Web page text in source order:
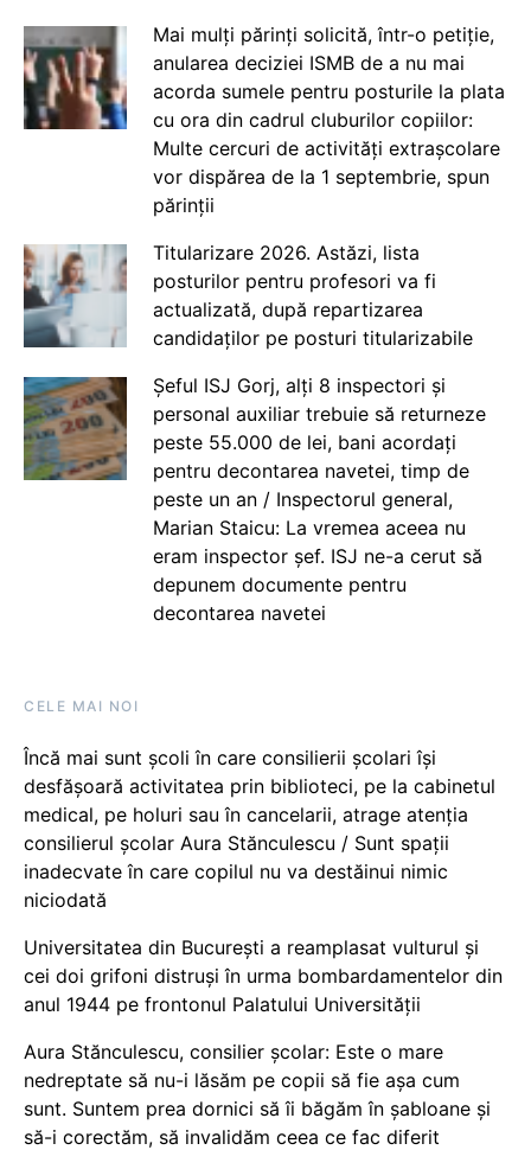
Mai mulți părinți solicită, într-o petiție,
anularea deciziei ISMB de a nu mai
acorda sumele pentru posturile la plata
cu ora din cadrul cluburilor copiilor:
Multe cercuri de activități extrașcolare
vor dispărea de la 1 septembrie, spun
părinții
Titularizare 2026. Astăzi, lista
posturilor pentru profesori va fi
actualizată, după repartizarea
candidaților pe posturi titularizabile
Șeful ISJ Gorj, alți 8 inspectori și
personal auxiliar trebuie să returneze
peste 55.000 de lei, bani acordați
pentru decontarea navetei, timp de
peste un an / Inspectorul general,
Marian Staicu: La vremea aceea nu
eram inspector șef. ISJ ne-a cerut să
depunem documente pentru
decontarea navetei
CELE MAI NOI
Încă mai sunt școli în care consilierii școlari își
desfășoară activitatea prin biblioteci, pe la cabinetul
medical, pe holuri sau în cancelarii, atrage atenția
consilierul școlar Aura Stănculescu / Sunt spații
inadecvate în care copilul nu va destăinui nimic
niciodată
Universitatea din București a reamplasat vulturul și
cei doi grifoni distruși în urma bombardamentelor din
anul 1944 pe frontonul Palatului Universității
Aura Stănculescu, consilier școlar: Este o mare
nedreptate să nu-i lăsăm pe copii să fie așa cum
sunt. Suntem prea dornici să îi băgăm în șabloane și
să-i corectăm, să invalidăm ceea ce fac diferit